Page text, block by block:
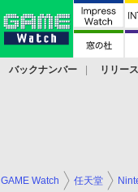
バックナンバー リリー
GAME Watch 任天堂